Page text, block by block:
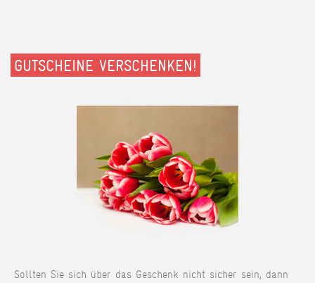
GUTSCHEINE VERSCHENKEN!
Sollten Sie sich über das Geschenk nicht sicher sein, dann